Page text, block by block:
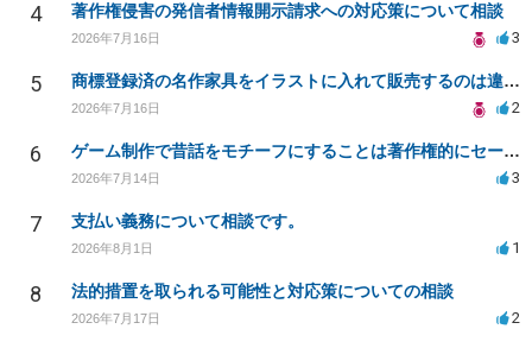
4 著作権侵害の発信者情報開示請求への対応策について相談
2026年7月16日 3
5 商標登録済の名作家具をイラストに入れて販売するのは違法でしょうか
2026年7月16日 2
6 ゲーム制作で昔話をモチーフにすることは著作権的にセーフかどうか
2026年7月14日 3
7 支払い義務について相談です。
2026年8月1日 1
8 法的措置を取られる可能性と対応策についての相談
2026年7月17日 2